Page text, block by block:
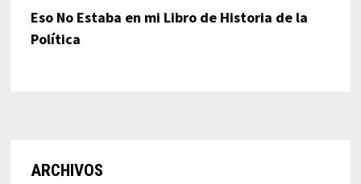
Eso No Estaba en mi Libro de Historia de la
Política
ARCHIVOS